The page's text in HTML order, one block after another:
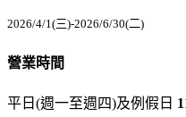
2026/4/1(三)-2026/6/30(二)
營業時間
平日(週一至週四)及例假日